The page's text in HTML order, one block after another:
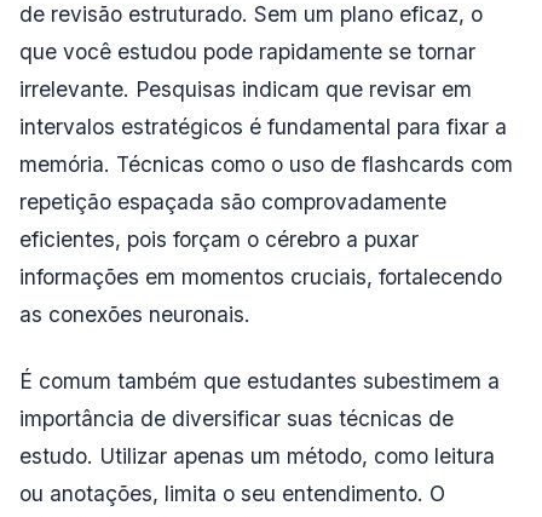
de revisão estruturado. Sem um plano eficaz, o
que você estudou pode rapidamente se tornar
irrelevante. Pesquisas indicam que revisar em
intervalos estratégicos é fundamental para fixar a
memória. Técnicas como o uso de flashcards com
repetição espaçada são comprovadamente
eficientes, pois forçam o cérebro a puxar
informações em momentos cruciais, fortalecendo
as conexões neuronais.
É comum também que estudantes subestimem a
importância de diversificar suas técnicas de
estudo. Utilizar apenas um método, como leitura
ou anotações, limita o seu entendimento. O